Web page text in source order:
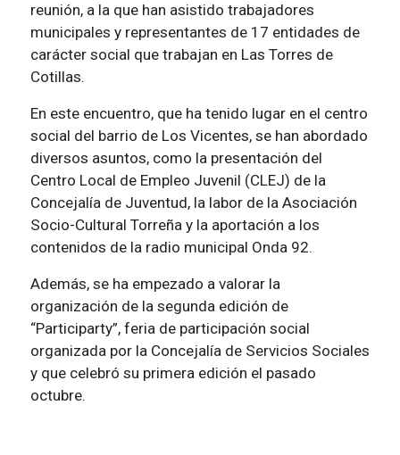
reunión, a la que han asistido trabajadores
municipales y representantes de 17 entidades de
carácter social que trabajan en Las Torres de
Cotillas.
En este encuentro, que ha tenido lugar en el centro
social del barrio de Los Vicentes, se han abordado
diversos asuntos, como la presentación del
Centro Local de Empleo Juvenil (CLEJ) de la
Concejalía de Juventud, la labor de la Asociación
Socio-Cultural Torreña y la aportación a los
contenidos de la radio municipal Onda 92.
Además, se ha empezado a valorar la
organización de la segunda edición de
“Participarty”, feria de participación social
organizada por la Concejalía de Servicios Sociales
y que celebró su primera edición el pasado
octubre.